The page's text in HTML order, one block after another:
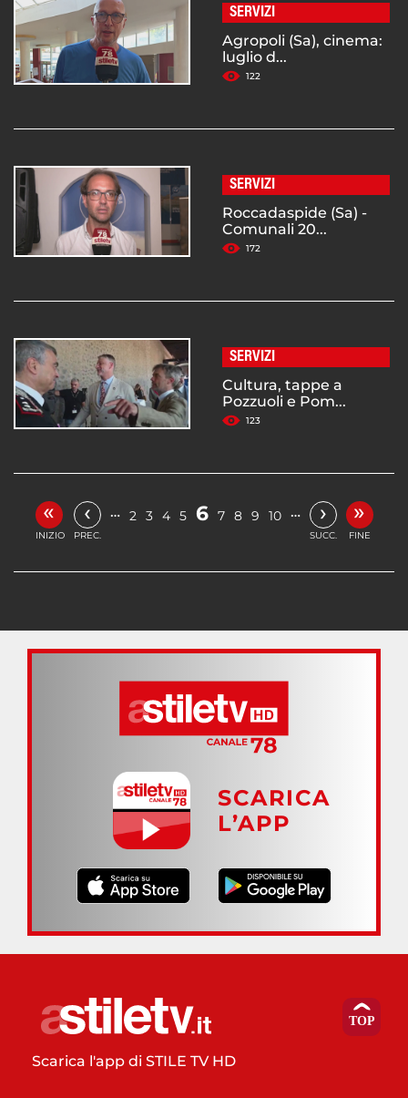
SERVIZI
Agropoli (Sa), cinema:
luglio d...
122
SERVIZI
Roccadaspide (Sa) -
Comunali 20...
172
SERVIZI
Cultura, tappe a
Pozzuoli e Pom...
123
«
INIZIO
‹
PREC.
… 2 3 4 5 6 7 8 9 10 … ›
SUCC.
»
FINE
SCARICA
L’APP
Scarica l'app di STILE TV HD